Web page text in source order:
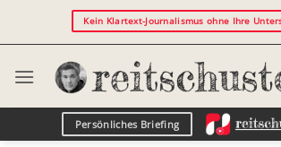
Kein Klartext-Journalismus ohne Ihre
Persönliches Briefing